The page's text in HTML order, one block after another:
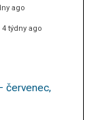
ago
4 týdny ago
červenec,